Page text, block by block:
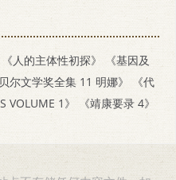
《人的主体性初探》
《基因及
贝尔文学奖全集 11 明娜》
《代
VOLUME 1》
《靖康要录 4》